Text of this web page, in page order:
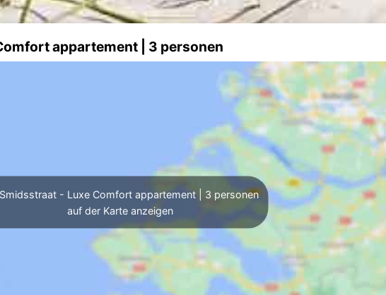
appartement | 3 personen
Smidsstraat - Luxe Comfort appartement | 3 personen
auf der Karte anzeigen